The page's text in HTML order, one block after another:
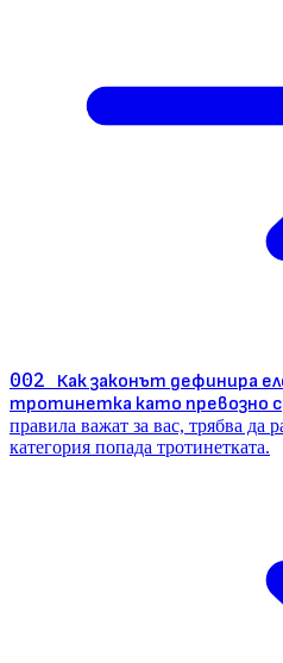
002 Как законът дефинира
тротинетка като превозно
правила важат за вас, трябва да
категория попада тротинетката.